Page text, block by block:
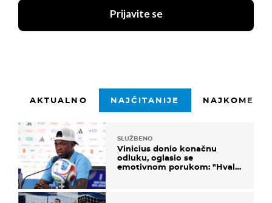
Prijavite se
AKTUALNO NAJČITANIJE
SLUŽBENO
Vinicius donio konačnu
odluku, oglasio se
emotivnom porukom: "Hvala